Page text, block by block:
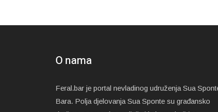
O nama
Feral.bar je portal nevladinog udruženja Sua
Bara. Polja djelovanja Sua Sponte su građansko